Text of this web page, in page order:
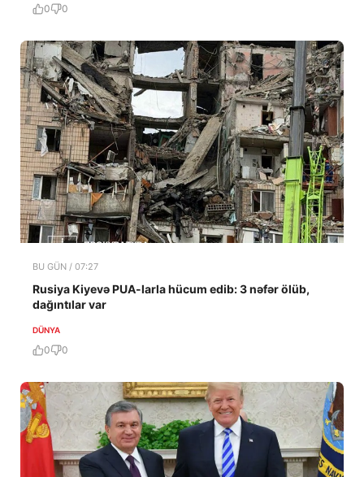
0 0
BU GÜN / 07:27
Rusiya Kiyevə PUA-larla hücum edib: 3 nəfər ölüb,
dağıntılar var
DÜNYA
0 0